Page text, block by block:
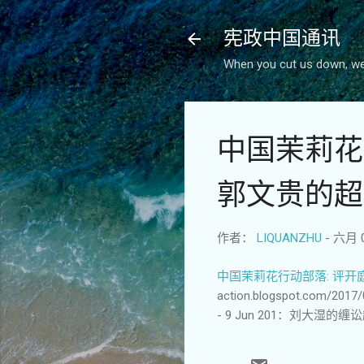
宪政中国通讯
When you cut us down,
中国茉莉
郭文贵的
作者： LIQUANZHU - 六月
中国茉莉花行动部落: 评开
action.blogspot.com/2017/06/
- 9 Jun 201：刘大湿的缠